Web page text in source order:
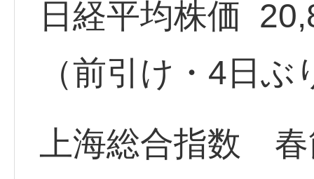
日経平均株価
（前引け・4日ぶ
上海総合指数